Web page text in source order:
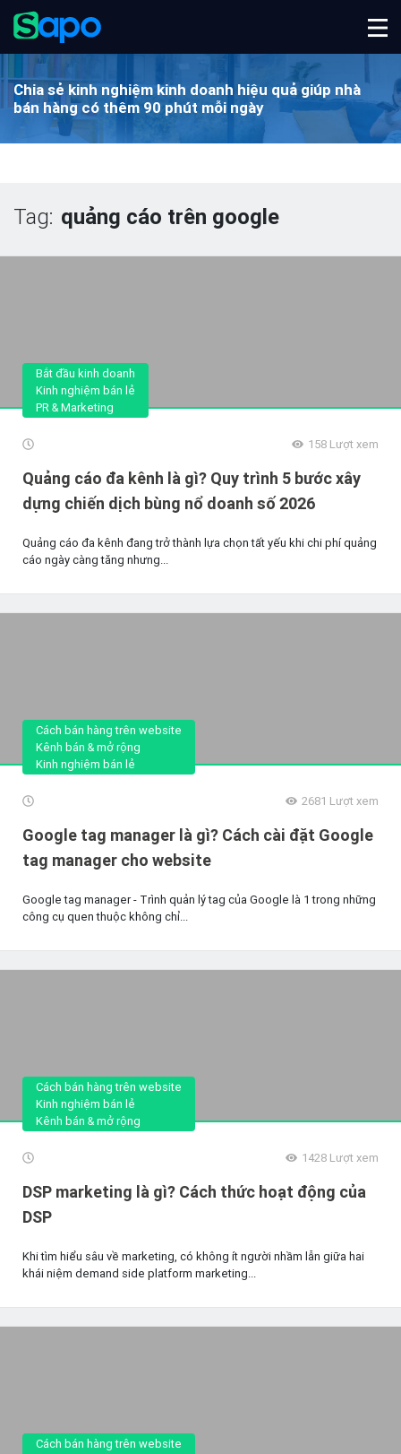
Chia sẻ kinh nghiệm kinh doanh hiệu quảgiúp nhà
bán hàng có thêm 90 phút mỗi ngày
Tag: quảng cáo trên google
Bắt đầu kinh doanh
Kinh nghiệm bán lẻ
PR & Marketing
158 Lượt xem
Quảng cáo đa kênh là gì? Quy trình 5 bước xây
dựng chiến dịch bùng nổ doanh số 2026
Quảng cáo đa kênh đang trở thành lựa chọn tất yếu khi chi phí quảng
cáo ngày càng tăng nhưng...
Cách bán hàng trên website
Kênh bán & mở rộng
Kinh nghiệm bán lẻ
2681 Lượt xem
Google tag manager là gì? Cách cài đặt Google
tag manager cho website
Google tag manager - Trình quản lý tag của Google là 1 trong những
công cụ quen thuộc không chỉ...
Cách bán hàng trên website
Kinh nghiệm bán lẻ
Kênh bán & mở rộng
1428 Lượt xem
DSP marketing là gì? Cách thức hoạt động của
DSP
Khi tìm hiểu sâu về marketing, có không ít người nhầm lẫn giữa hai
khái niệm demand side platform marketing...
Cách bán hàng trên website